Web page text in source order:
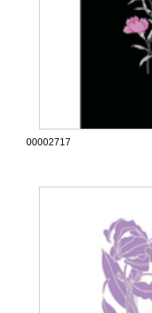
00002717